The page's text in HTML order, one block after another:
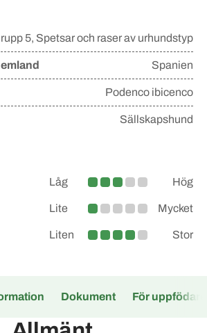
5, Spetsar och raser av urhundstyp
Spanien
Podenco ibicenco
Sällskapshund
Låg
Medel
Hög
Lite
Lite
Mycket
Liten
Medelstor
Stor
Dokument För uppfödare